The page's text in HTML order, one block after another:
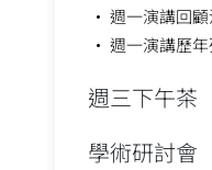
週一演講回
週一演講歷
週三下午茶
學術研討會